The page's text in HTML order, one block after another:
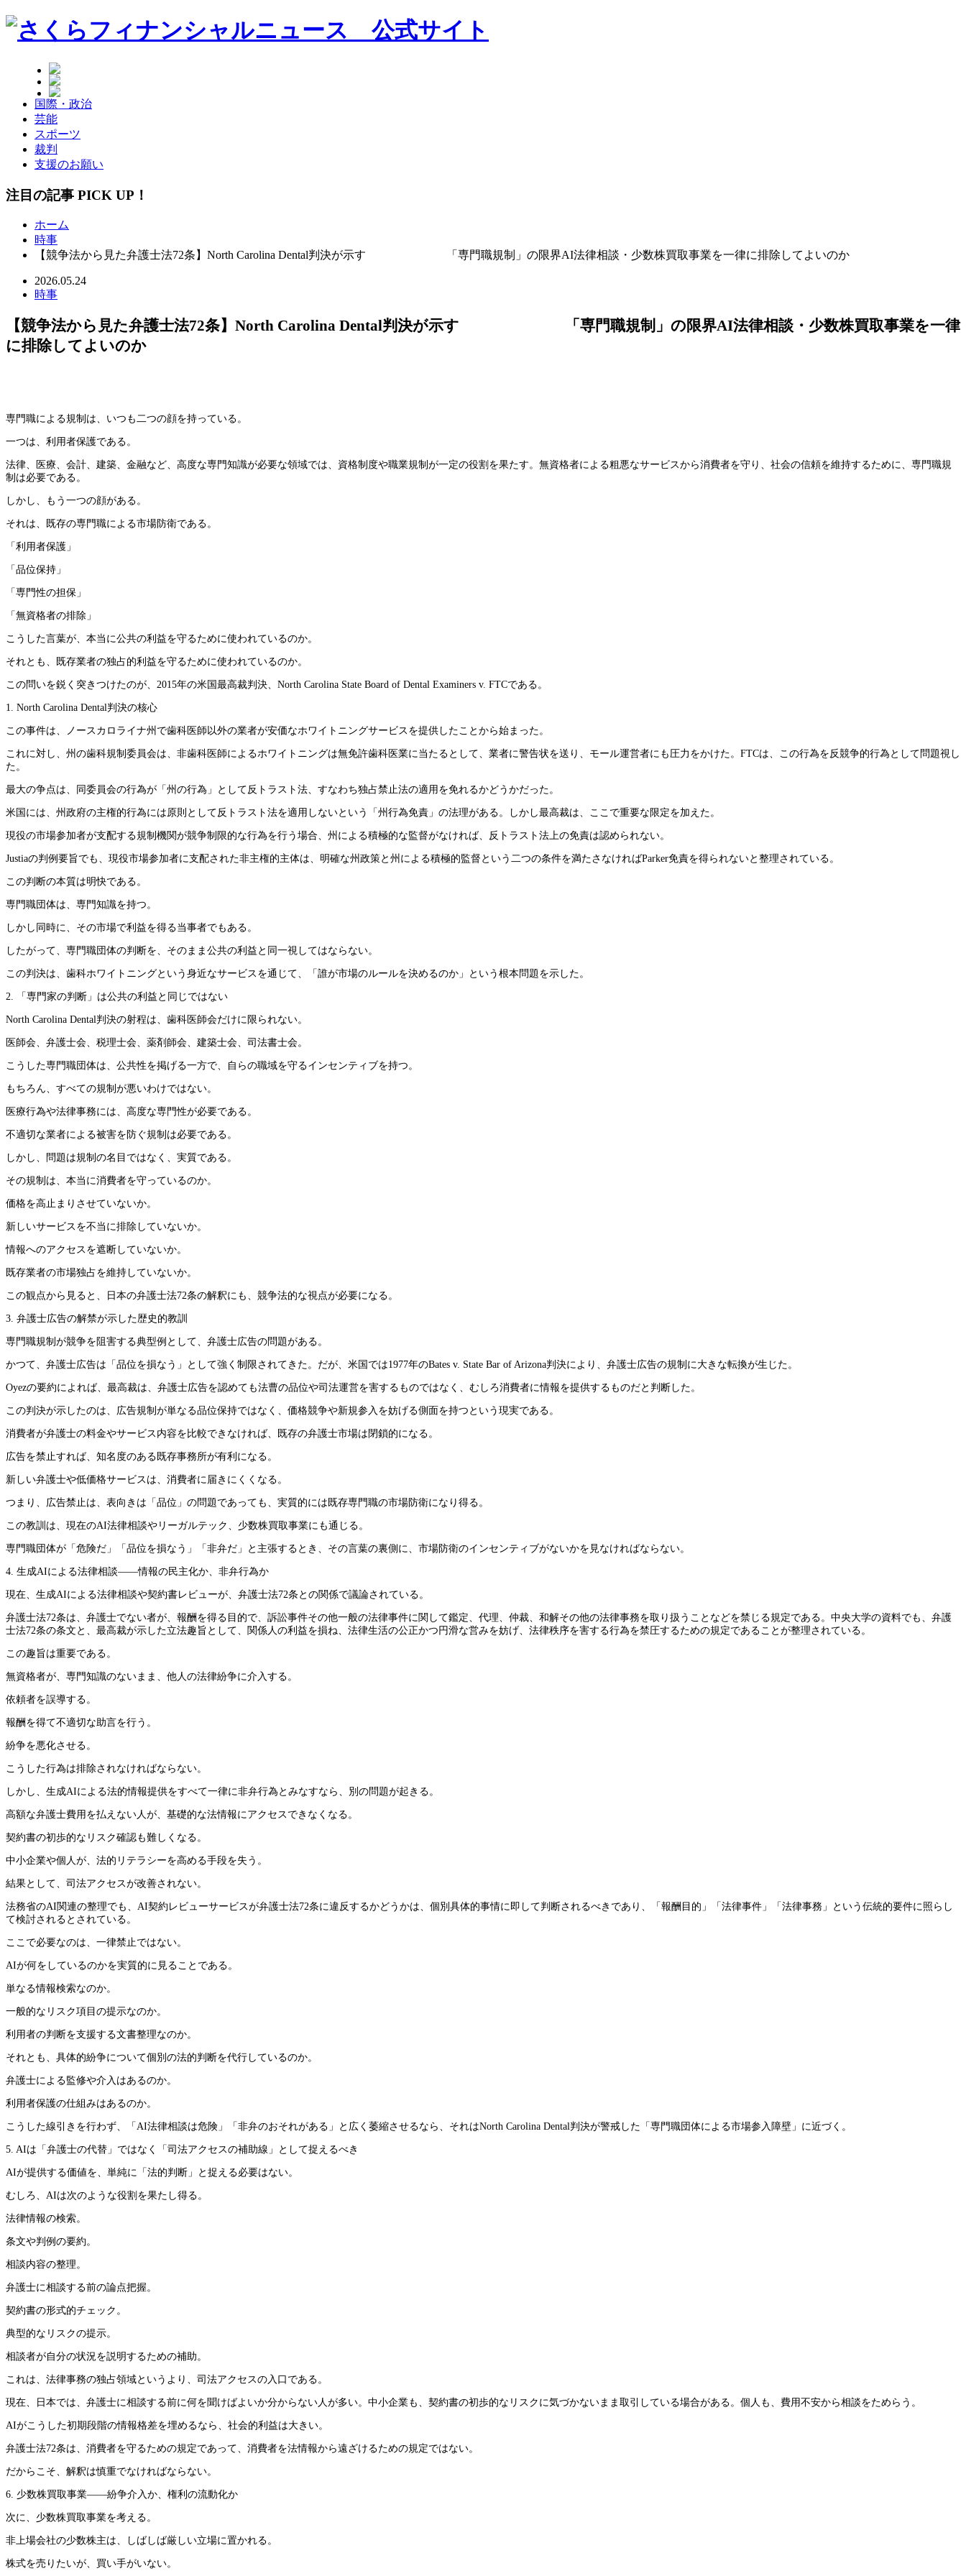
国際・政治
芸能
スポーツ
裁判
支援のお願い
注目の記事 PICK UP！
ホーム
時事
【競争法から見た弁護士法72条】North Carolina Dental判決が示す 「専門職規制」の限界AI法律相談・少数株買取事業を一律に排除してよいのか
2026.05.24
時事
【競争法から見た弁護士法72条】North Carolina Dental判決が示す 「専門職規制」の限界AI法律相談・少数株買取事業を一律
に排除してよいのか
専門職による規制は、いつも二つの顔を持っている。
一つは、利用者保護である。
法律、医療、会計、建築、金融など、高度な専門知識が必要な領域では、資格制度や職業規制が一定の役割を果たす。無資格者による粗悪なサービスから消費者を守り、社会の信頼を維持するために、専門職規
制は必要である。
しかし、もう一つの顔がある。
それは、既存の専門職による市場防衛である。
「利用者保護」
「品位保持」
「専門性の担保」
「無資格者の排除」
こうした言葉が、本当に公共の利益を守るために使われているのか。
それとも、既存業者の独占的利益を守るために使われているのか。
この問いを鋭く突きつけたのが、2015年の米国最高裁判決、North Carolina State Board of Dental Examiners v. FTCである。
1. North Carolina Dental判決の核心
この事件は、ノースカロライナ州で歯科医師以外の業者が安価なホワイトニングサービスを提供したことから始まった。
これに対し、州の歯科規制委員会は、非歯科医師によるホワイトニングは無免許歯科医業に当たるとして、業者に警告状を送り、モール運営者にも圧力をかけた。FTCは、この行為を反競争的行為として問題視し
た。
最大の争点は、同委員会の行為が「州の行為」として反トラスト法、すなわち独占禁止法の適用を免れるかどうかだった。
米国には、州政府の主権的行為には原則として反トラスト法を適用しないという「州行為免責」の法理がある。しかし最高裁は、ここで重要な限定を加えた。
現役の市場参加者が支配する規制機関が競争制限的な行為を行う場合、州による積極的な監督がなければ、反トラスト法上の免責は認められない。
Justiaの判例要旨でも、現役市場参加者に支配された非主権的主体は、明確な州政策と州による積極的監督という二つの条件を満たさなければParker免責を得られないと整理されている。
この判断の本質は明快である。
専門職団体は、専門知識を持つ。
しかし同時に、その市場で利益を得る当事者でもある。
したがって、専門職団体の判断を、そのまま公共の利益と同一視してはならない。
この判決は、歯科ホワイトニングという身近なサービスを通じて、「誰が市場のルールを決めるのか」という根本問題を示した。
2. 「専門家の判断」は公共の利益と同じではない
North Carolina Dental判決の射程は、歯科医師会だけに限られない。
医師会、弁護士会、税理士会、薬剤師会、建築士会、司法書士会。
こうした専門職団体は、公共性を掲げる一方で、自らの職域を守るインセンティブを持つ。
もちろん、すべての規制が悪いわけではない。
医療行為や法律事務には、高度な専門性が必要である。
不適切な業者による被害を防ぐ規制は必要である。
しかし、問題は規制の名目ではなく、実質である。
その規制は、本当に消費者を守っているのか。
価格を高止まりさせていないか。
新しいサービスを不当に排除していないか。
情報へのアクセスを遮断していないか。
既存業者の市場独占を維持していないか。
この観点から見ると、日本の弁護士法72条の解釈にも、競争法的な視点が必要になる。
3. 弁護士広告の解禁が示した歴史的教訓
専門職規制が競争を阻害する典型例として、弁護士広告の問題がある。
かつて、弁護士広告は「品位を損なう」として強く制限されてきた。だが、米国では1977年のBates v. State Bar of Arizona判決により、弁護士広告の規制に大きな転換が生じた。
Oyezの要約によれば、最高裁は、弁護士広告を認めても法曹の品位や司法運営を害するものではなく、むしろ消費者に情報を提供するものだと判断した。
この判決が示したのは、広告規制が単なる品位保持ではなく、価格競争や新規参入を妨げる側面を持つという現実である。
消費者が弁護士の料金やサービス内容を比較できなければ、既存の弁護士市場は閉鎖的になる。
広告を禁止すれば、知名度のある既存事務所が有利になる。
新しい弁護士や低価格サービスは、消費者に届きにくくなる。
つまり、広告禁止は、表向きは「品位」の問題であっても、実質的には既存専門職の市場防衛になり得る。
この教訓は、現在のAI法律相談やリーガルテック、少数株買取事業にも通じる。
専門職団体が「危険だ」「品位を損なう」「非弁だ」と主張するとき、その言葉の裏側に、市場防衛のインセンティブがないかを見なければならない。
4. 生成AIによる法律相談――情報の民主化か、非弁行為か
現在、生成AIによる法律相談や契約書レビューが、弁護士法72条との関係で議論されている。
弁護士法72条は、弁護士でない者が、報酬を得る目的で、訴訟事件その他一般の法律事件に関して鑑定、代理、仲裁、和解その他の法律事務を取り扱うことなどを禁じる規定である。中央大学の資料でも、弁護
士法72条の条文と、最高裁が示した立法趣旨として、関係人の利益を損ね、法律生活の公正かつ円滑な営みを妨げ、法律秩序を害する行為を禁圧するための規定であることが整理されている。
この趣旨は重要である。
無資格者が、専門知識のないまま、他人の法律紛争に介入する。
依頼者を誤導する。
報酬を得て不適切な助言を行う。
紛争を悪化させる。
こうした行為は排除されなければならない。
しかし、生成AIによる法的情報提供をすべて一律に非弁行為とみなすなら、別の問題が起きる。
高額な弁護士費用を払えない人が、基礎的な法情報にアクセスできなくなる。
契約書の初歩的なリスク確認も難しくなる。
中小企業や個人が、法的リテラシーを高める手段を失う。
結果として、司法アクセスが改善されない。
法務省のAI関連の整理でも、AI契約レビューサービスが弁護士法72条に違反するかどうかは、個別具体的事情に即して判断されるべきであり、「報酬目的」「法律事件」「法律事務」という伝統的要件に照らし
て検討されるとされている。
ここで必要なのは、一律禁止ではない。
AIが何をしているのかを実質的に見ることである。
単なる情報検索なのか。
一般的なリスク項目の提示なのか。
利用者の判断を支援する文書整理なのか。
それとも、具体的紛争について個別の法的判断を代行しているのか。
弁護士による監修や介入はあるのか。
利用者保護の仕組みはあるのか。
こうした線引きを行わず、「AI法律相談は危険」「非弁のおそれがある」と広く萎縮させるなら、それはNorth Carolina Dental判決が警戒した「専門職団体による市場参入障壁」に近づく。
5. AIは「弁護士の代替」ではなく「司法アクセスの補助線」として捉えるべき
AIが提供する価値を、単純に「法的判断」と捉える必要はない。
むしろ、AIは次のような役割を果たし得る。
法律情報の検索。
条文や判例の要約。
相談内容の整理。
弁護士に相談する前の論点把握。
契約書の形式的チェック。
典型的なリスクの提示。
相談者が自分の状況を説明するための補助。
これは、法律事務の独占領域というより、司法アクセスの入口である。
現在、日本では、弁護士に相談する前に何を聞けばよいか分からない人が多い。中小企業も、契約書の初歩的なリスクに気づかないまま取引している場合がある。個人も、費用不安から相談をためらう。
AIがこうした初期段階の情報格差を埋めるなら、社会的利益は大きい。
弁護士法72条は、消費者を守るための規定であって、消費者を法情報から遠ざけるための規定ではない。
だからこそ、解釈は慎重でなければならない。
6. 少数株買取事業――紛争介入か、権利の流動化か
次に、少数株買取事業を考える。
非上場会社の少数株主は、しばしば厳しい立場に置かれる。
株式を売りたいが、買い手がいない。